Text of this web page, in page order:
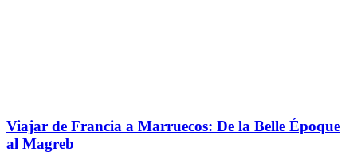
Viajar de Francia a Marruecos: De la Belle Époque
al Magreb